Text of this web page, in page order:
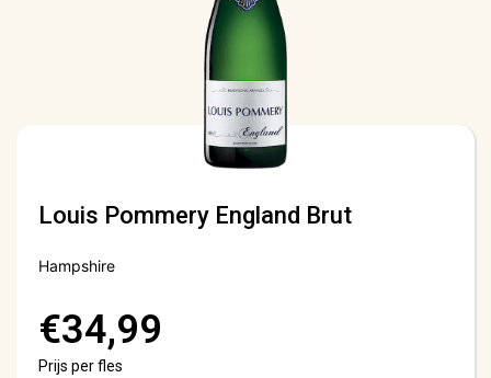
Louis Pommery England Brut
Hampshire
€34,99
Prijs per fles